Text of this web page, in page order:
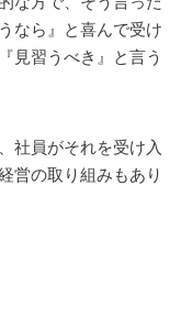
なら』と喜んで受け
見習うべき』と言う
社員がそれを受け入
営の取り組みもあり